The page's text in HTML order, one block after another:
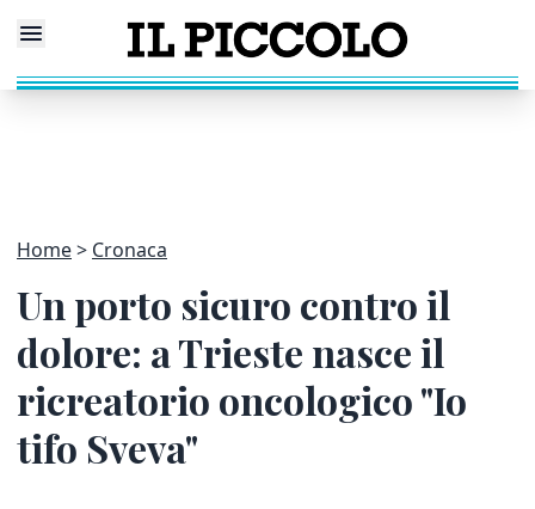
Home Cronaca
Un porto sicuro contro il
dolore: a Trieste nasce il
ricreatorio oncologico "Io
tifo Sveva"